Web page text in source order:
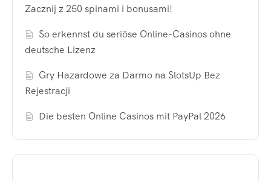
Zacznij z 250 spinami i bonusami!
So erkennst du seriöse Online-Casinos ohne
deutsche Lizenz
Gry Hazardowe za Darmo na SlotsUp Bez
Rejestracji
Die besten Online Casinos mit PayPal 2026